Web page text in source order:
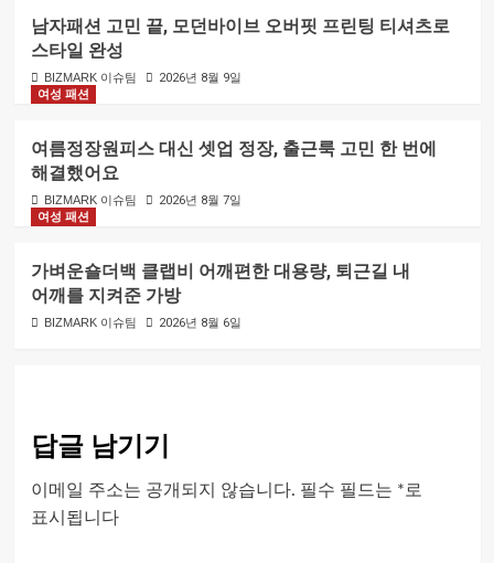
남자패션 고민 끝, 모던바이브 오버핏 프린팅 티셔츠로
스타일 완성
BIZMARK 이슈팀
2026년 8월 9일
여성 패션
여름정장원피스 대신 셋업 정장, 출근룩 고민 한 번에
해결했어요
BIZMARK 이슈팀
2026년 8월 7일
여성 패션
가벼운숄더백 클랩비 어깨편한 대용량, 퇴근길 내
어깨를 지켜준 가방
BIZMARK 이슈팀 2026년 8월 6일
답글 남기기
이메일 주소는 공개되지 않습니다. 필수 필드는 *로
표시됩니다